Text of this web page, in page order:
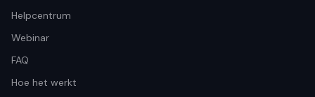
Helpcentrum
Webinar
FAQ
Hoe het werkt